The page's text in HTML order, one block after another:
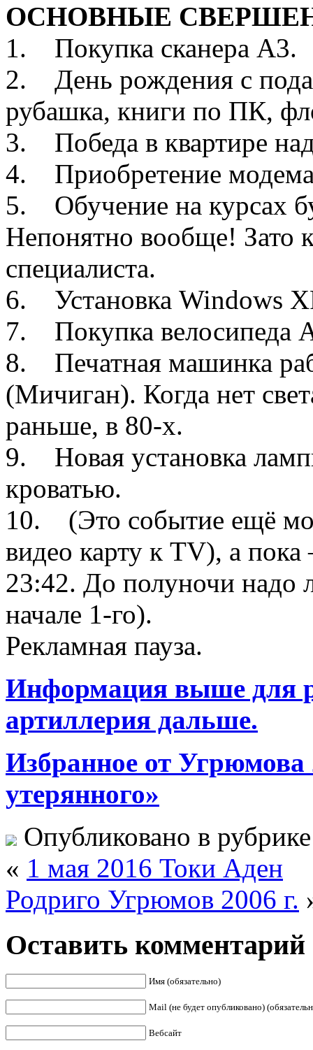
ОСНОВНЫЕ
1. Покупка сканера А3.
2. День рождения с
рубашка, книги по ПК,
3. Победа в квартире
4. Приобретение
5. Обучение на курсах
Непонятно вообще! Зато
специалиста.
6. Установка Windows
7. Покупка велосипеда
8. Печатная машинка
(Мичиган). Когда нет
раньше, в 80-х.
9. Новая установка
кроватью.
10. (Это событие ещё
видео карту к TV), а пока
23:42. До полуночи надо
начале 1-го).
Рекламная пауза.
Информация выше для
артиллерия дальше.
Избранное от Угрюмова
утерянного»
Опубликовано в
« 1 мая 2016 Токи Аден
Родриго Угрюмов 2006 г.
Оставить комментарий
Имя (обязательно)
Mail (не будет опубликовано)
Вебсайт